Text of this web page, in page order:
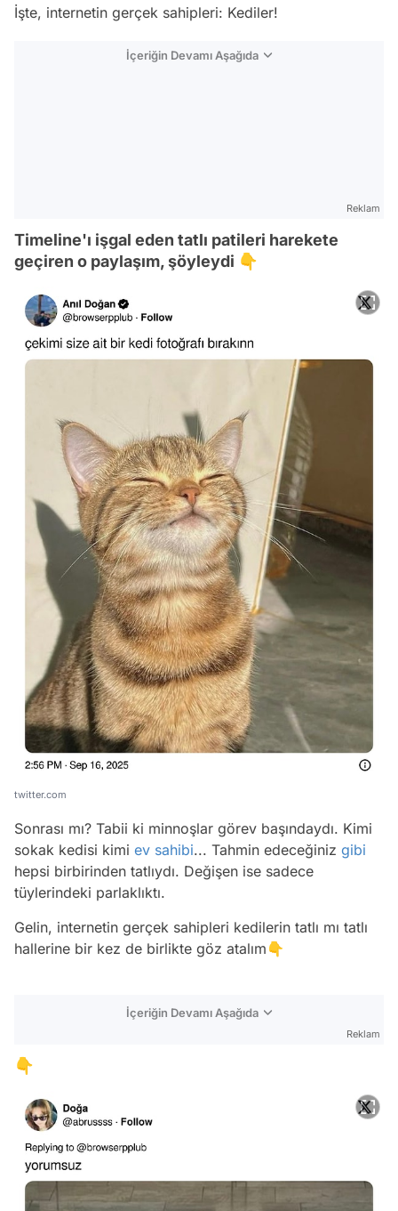
İşte, internetin gerçek sahipleri: Kediler!
İçeriğin Devamı Aşağıda
Reklam
Timeline'ı işgal eden tatlı patileri harekete
geçiren o paylaşım, şöyleydi 👇
twitter.com
Sonrası mı? Tabii ki minnoşlar görev başındaydı. Kimi
sokak kedisi kimi ev sahibi... Tahmin edeceğiniz gibi
hepsi birbirinden tatlıydı. Değişen ise sadece
tüylerindeki parlaklıktı.
Gelin, internetin gerçek sahipleri kedilerin tatlı mı tatlı
hallerine bir kez de birlikte göz atalım👇
İçeriğin Devamı Aşağıda
Reklam
👇